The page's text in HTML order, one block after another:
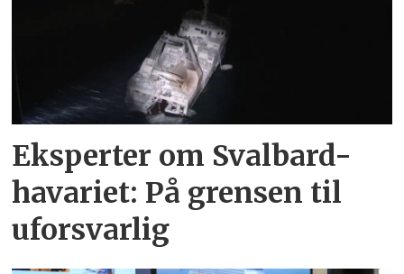
Eksperter om Svalbard-
havariet: På grensen til
uforsvarlig